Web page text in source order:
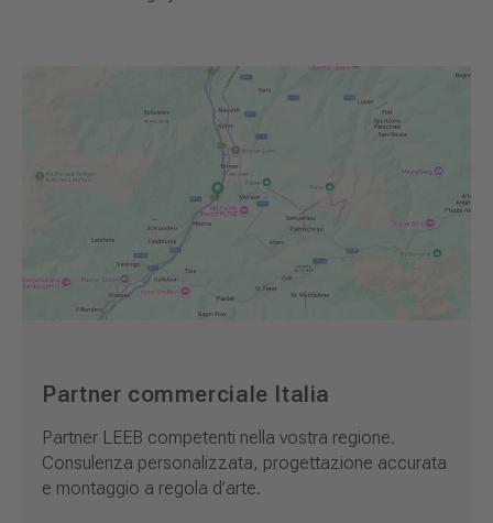
Partner commerciale Italia
Partner LEEB competenti nella vostra regione.
Consulenza personalizzata, progettazione accurata
e montaggio a regola d’arte.